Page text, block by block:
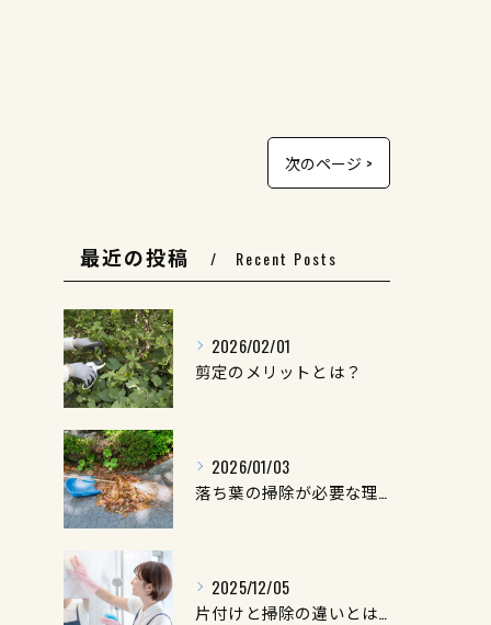
次のページ >
最近の投稿 Recent Posts
2026/02/01
剪定のメリットとは？
2026/01/03
落ち葉の掃除が必要な理由とは？
2025/12/05
片付けと掃除の違いとは？